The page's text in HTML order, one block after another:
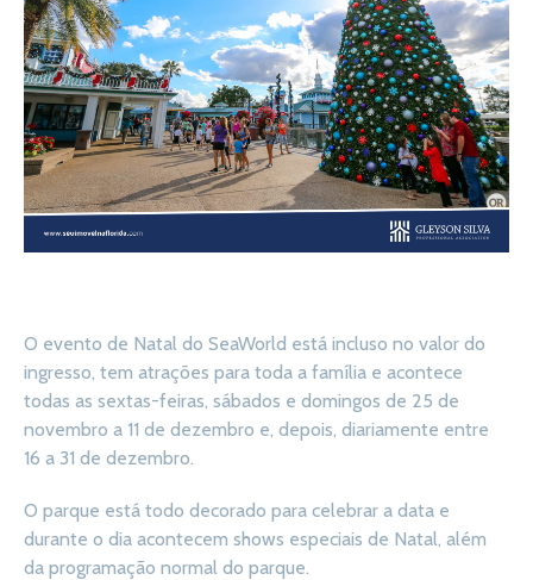
O evento de Natal do SeaWorld está incluso no valor do
ingresso, tem atrações para toda a família e acontece
todas as sextas-feiras, sábados e domingos de 25 de
novembro a 11 de dezembro e, depois, diariamente entre
16 a 31 de dezembro.
O parque está todo decorado para celebrar a data e
durante o dia acontecem shows especiais de Natal, além
da programação normal do parque.